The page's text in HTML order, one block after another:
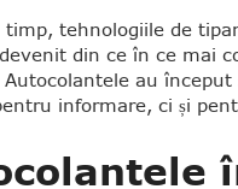
timp, tehnologiile de
din ce în ce mai
au
informare, ci și